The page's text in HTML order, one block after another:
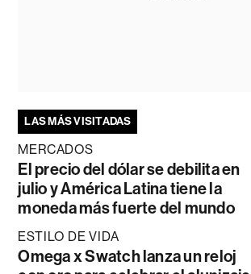
LAS MÁS VISITADAS
MERCADOS
El precio del dólar se debilita en
julio y América Latina tiene la
moneda más fuerte del mundo
ESTILO DE VIDA
Omega x Swatch lanza un reloj